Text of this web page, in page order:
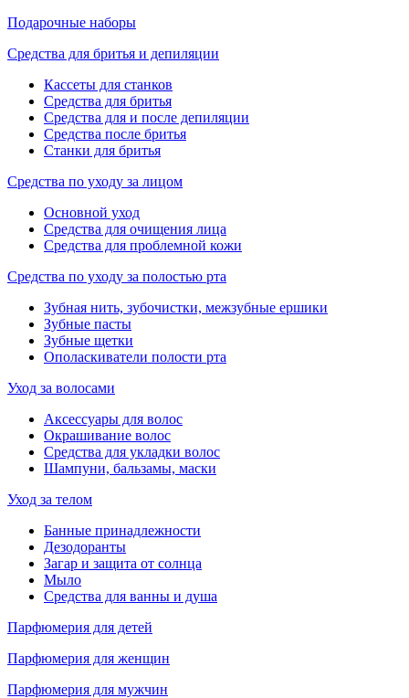
Подарочные наборы
Средства для бритья и депиляции
Кассеты для станков
Средства для бритья
Средства для и после депиляции
Средства после бритья
Станки для бритья
Средства по уходу за лицом
Основной уход
Средства для очищения лица
Средства для проблемной кожи
Средства по уходу за полостью рта
Зубная нить, зубочистки, межзубные ершики
Зубные пасты
Зубные щетки
Ополаскиватели полости рта
Уход за волосами
Аксессуары для волос
Окрашивание волос
Средства для укладки волос
Шампуни, бальзамы, маски
Уход за телом
Банные принадлежности
Дезодоранты
Загар и защита от солнца
Мыло
Средства для ванны и душа
Парфюмерия для детей
Парфюмерия для женщин
Парфюмерия для мужчин